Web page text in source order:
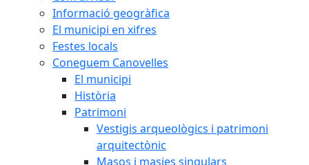
Informació geogràfica
El municipi en xifres
Festes locals
Coneguem Canovelles
El municipi
Història
Patrimoni
Vestigis arqueològics i patrimoni
arquitectònic
Masos i masies singulars